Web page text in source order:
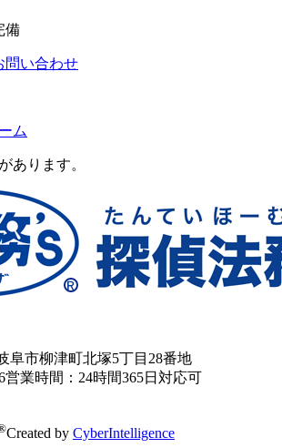
備
問い合わせ
ム
あります。
阜市柳津町北塚5丁目28番地
営業時間：24時間365日対応可
Created by CyberIntelligence